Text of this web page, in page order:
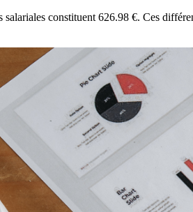
constituent 626.98 €. Ces